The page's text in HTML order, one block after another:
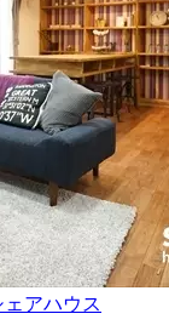
アハウス